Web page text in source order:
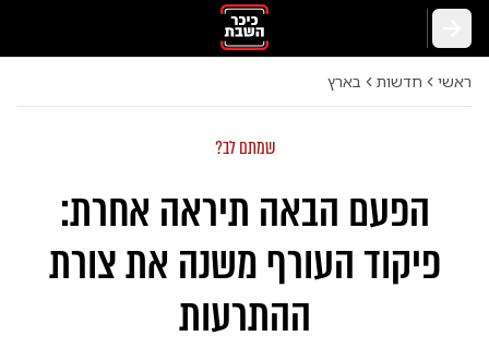
ראשי חדשות בארץ
שמתם לב?
הפעם הבאה תיראה אחרת:
פיקוד העורף משנה את צורת
ההתרעות